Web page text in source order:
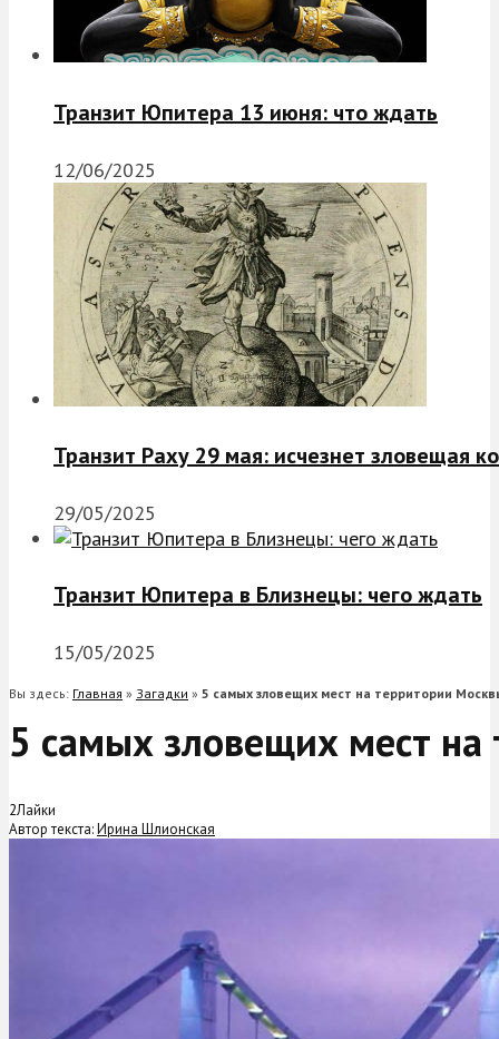
Транзит Юпитера 13 июня: что ждать
12/06/2025
Транзит Раху 29 мая: исчезнет зловещая
29/05/2025
Транзит Юпитера в Близнецы: чего ждать
15/05/2025
Вы здесь: Главная » Загадки » 5 самых зловещих мест на территории
5 самых зловещих мест
2Лайки
Автор текста:Ирина Шлионская